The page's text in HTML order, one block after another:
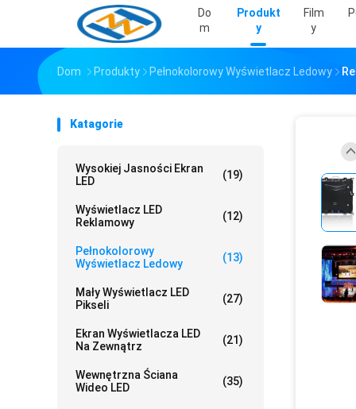
Do
M
Produkt
Y
Film
Y
Dom Produkty Pełnokolorowy Wyświetlacz Ledowy
Katagorie
Wysokiej Jasności Ekran
LED
(19)
Wyświetlacz LED
Reklamowy
(12)
Pełnokolorowy
Wyświetlacz Ledowy
(13)
Mały Wyświetlacz LED
Pikseli
(27)
Ekran Wyświetlacza LED
Na Zewnątrz
(21)
Wewnętrzna Ściana
Wideo LED
(35)